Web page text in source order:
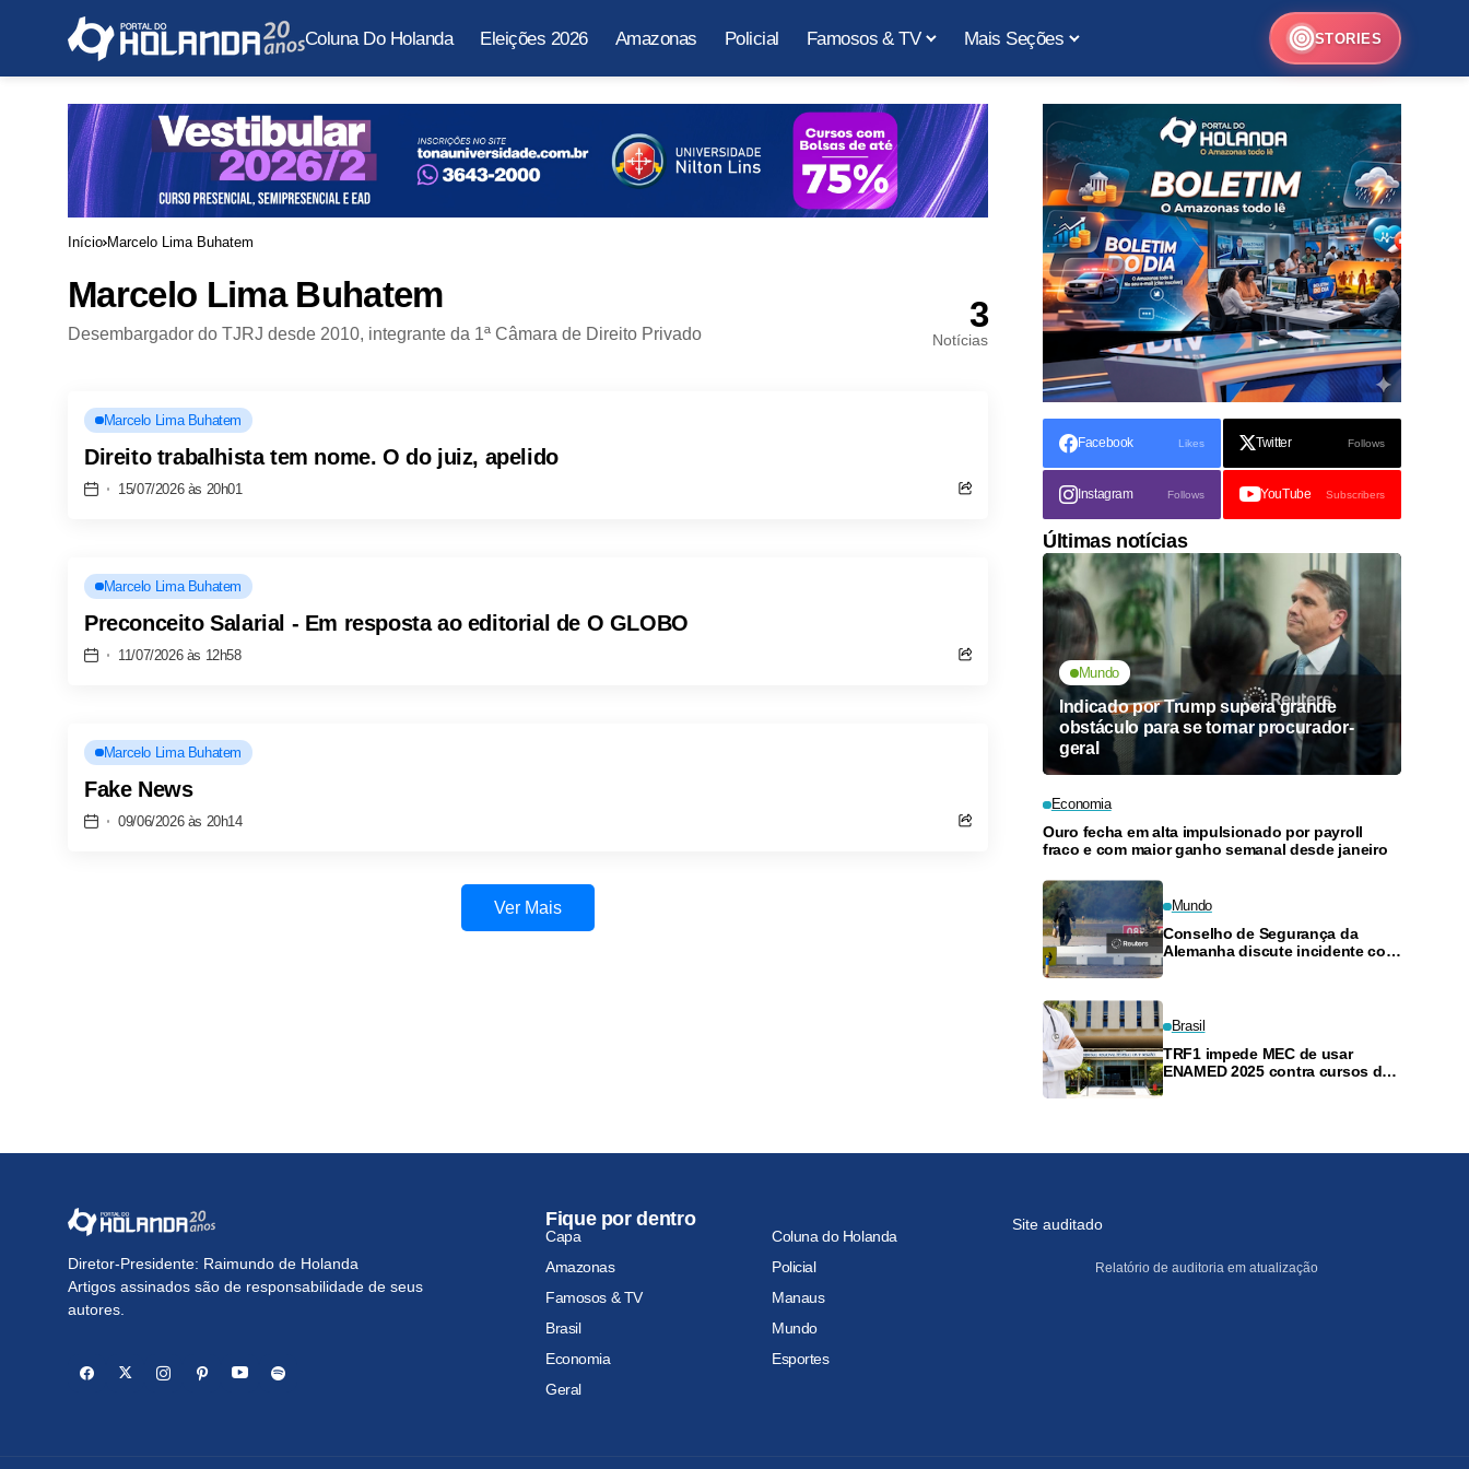
Coluna Do Holanda Eleições 2026 Amazonas Policial Famosos & TV Mais Seções STORIES
Início Marcelo Lima Buhatem
Marcelo Lima Buhatem
Desembargador do TJRJ desde 2010, integrante da 1ª Câmara de Direito Privado 3
Notícias
Marcelo Lima Buhatem
Direito trabalhista tem nome. O do juiz, apelido
15/07/2026 às 20h01
Marcelo Lima Buhatem
Preconceito Salarial - Em resposta ao editorial de O GLOBO
11/07/2026 às 12h58
Marcelo Lima Buhatem
Fake News
09/06/2026 às 20h14
Ver Mais
Facebook Likes Twitter Follows
Instagram Follows YouTube Subscribers
Últimas notícias
Mundo
Indicado por Trump supera grande
obstáculo para se tornar procurador-
geral
Economia
Ouro fecha em alta impulsionado por payroll
fraco e com maior ganho semanal desde janeiro
Mundo
Conselho de Segurança da
Alemanha discute incidente com
Brasil
TRF1 impede MEC de usar
ENAMED 2025 contra cursos de
Diretor-Presidente: Raimundo de Holanda
Artigos assinados são de responsabilidade de seus
autores.
Fique por dentro
Capa
Coluna do Holanda
Amazonas
Policial
Famosos & TV
Manaus
Brasil
Mundo
Economia
Esportes
Geral
Site auditado
Relatório de auditoria em atualização